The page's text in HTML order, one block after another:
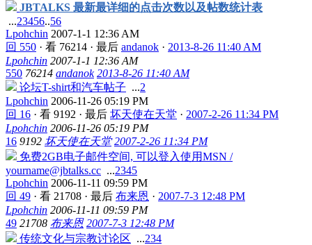
JBTALKS 最新最详细的点击次数以及帖数统计表
...23456..56
Lpohchin 2007-1-1 12:36 AM
回 550 · 看 76214 · 最后 andanok · 2013-8-26 11:40 AM
Lpohchin 2007-1-1 12:36 AM
550 76214 andanok 2013-8-26 11:40 AM
论坛T-shirt和汽车帖子 ...2
Lpohchin 2006-11-26 05:19 PM
回 16 · 看 9192 · 最后 坏天使在天堂 · 2007-2-26 11:34 PM
Lpohchin 2006-11-26 05:19 PM
16 9192 坏天使在天堂 2007-2-26 11:34 PM
免费2GB电子邮件空间, 可以登入使用MSN /
yourname@jbtalks.cc ...2345
Lpohchin 2006-11-11 09:59 PM
回 49 · 看 21708 · 最后 布来恩 · 2007-7-3 12:48 PM
Lpohchin 2006-11-11 09:59 PM
49 21708 布来恩 2007-7-3 12:48 PM
传统文化与宗教讨论区 ...234